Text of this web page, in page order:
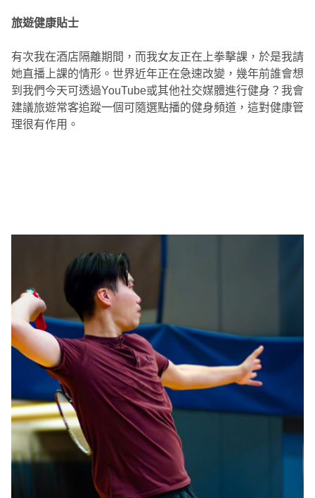
旅遊健康貼士
有次我在酒店隔離期間，而我女友正在上拳擊課，於是我請
她直播上課的情形。世界近年正在急速改變，幾年前誰會想
到我們今天可透過YouTube或其他社交媒體進行健身？我會
建議旅遊常客追蹤一個可隨選點播的健身頻道，這對健康管
理很有作用。